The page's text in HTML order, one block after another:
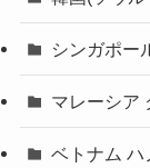
シンガポー
マレーシア
ベトナム ハ